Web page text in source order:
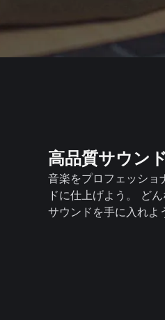
高品質サウンド
音楽をプロフェッショ
ドに仕上げよう。 ど
サウンドを手に入れよ